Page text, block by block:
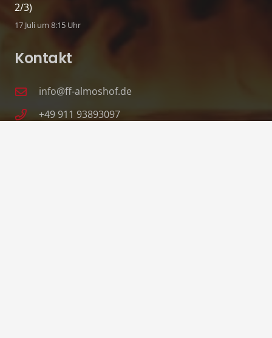
2/3)
17 Juli um 8:15 Uhr
Kontakt
info@ff-almoshof.de
+49 911 93893097